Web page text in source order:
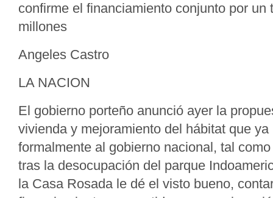
confirme el financiamiento conjunto por un
millones
Angeles Castro
LA NACION
El gobierno porteño anunció ayer la
vivienda y mejoramiento del hábitat que ya
formalmente al gobierno nacional, tal
tras la desocupación del parque
la Casa Rosada le dé el visto bueno,